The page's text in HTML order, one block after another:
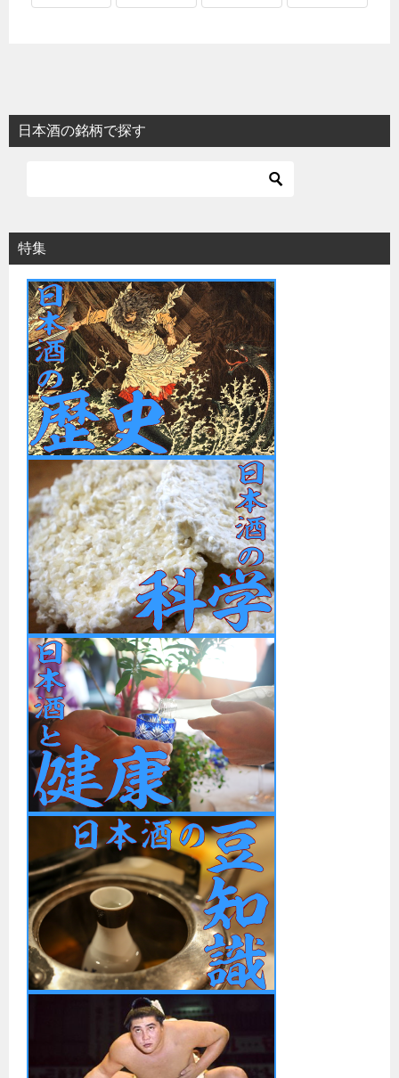
日本酒の銘柄で探す
特集